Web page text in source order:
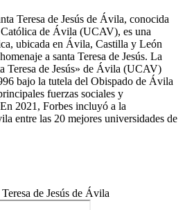
Teresa de Jesús de Ávila, conocida
de Ávila (UCAV), es una
ubicada en Ávila, Castilla y León
a santa Teresa de Jesús. La
Teresa de Jesús» de Ávila (UCAV)
bajo la tutela del Obispado de Ávila
fuerzas sociales y
2021, Forbes incluyó a la
entre las 20 mejores universidades de
de Jesús de Ávila